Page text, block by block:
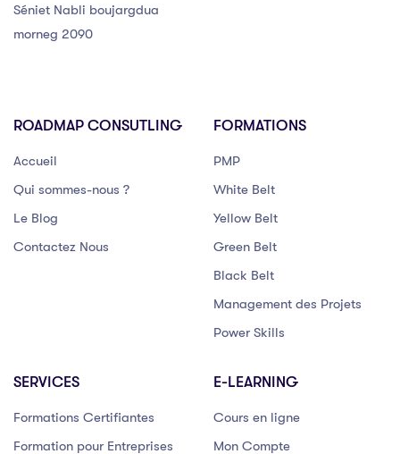
Séniet Nabli boujargdua
morneg 2090
ROADMAP CONSUTLING
Accueil
Qui sommes-nous ?
Le Blog
Contactez Nous
FORMATIONS
PMP
White Belt
Yellow Belt
Green Belt
Black Belt
Management des Projets
Power Skills
SERVICES
Formations Certifiantes
Formation pour Entreprises
E-LEARNING
Cours en ligne
Mon Compte